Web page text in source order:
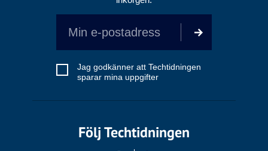
Jag godkänner att Techtidningen
sparar mina uppgifter
Följ Techtidningen